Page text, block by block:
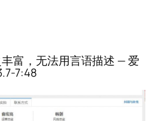
富，无法用言语描述 — 爱
7:48